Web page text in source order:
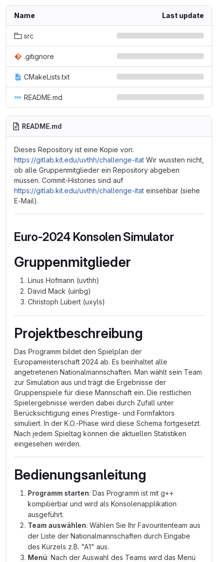
Name Last update
src
.gitignore
CMakeLists.txt
README.md
README.md
Dieses Repository ist eine Kopie von:
https://gitlab.kit.edu/uvthh/challenge-itat Wir wussten nicht,
ob alle Gruppenmitglieder ein Repository abgeben
müssen. Commit-Histories sind auf
https://gitlab.kit.edu/uvthh/challenge-itat einsehbar (siehe
E-Mail).
Euro-2024 Konsolen Simulator
Gruppenmitglieder
Linus Hofmann (uvthh)
David Mack (uinbg)
Christoph Lubert (uxyls)
Projektbeschreibung
Das Programm bildet den Spielplan der
Europameisterschaft 2024 ab. Es beinhaltet alle
angetretenen Nationalmannschaften. Man wählt sein Team
zur Simulation aus und trägt die Ergebnisse der
Gruppenspiele für diese Mannschaft ein. Die restlichen
Spielergebnisse werden dabei durch Zufall unter
Berücksichtigung eines Prestige- und Formfaktors
simuliert. In der K.O.-Phase wird diese Schema fortgesetzt.
Nach jedem Spieltag können die aktuellen Statistiken
eingesehen werden.
Bedienungsanleitung
Programm starten: Das Programm ist mit g++
kompilierbar und wird als Konsolenapplikation
ausgeführt.
Team auswählen: Wählen Sie Ihr Favouritenteam aus
der Liste der Nationalmannschaften durch Eingabe
des Kürzels z.B. "A1" aus.
Menü: Nach der Auswahl des Teams wird das Menü